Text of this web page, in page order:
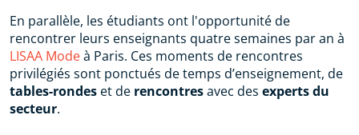
En parallèle, les étudiants ont l'opportunité de
rencontrer leurs enseignants quatre semaines par an à
LISAA Modeà Paris. Ces moments de rencontres
privilégiés sont ponctués de temps d’enseignement, de
tables-rondes et de rencontresavec des experts du
secteur.